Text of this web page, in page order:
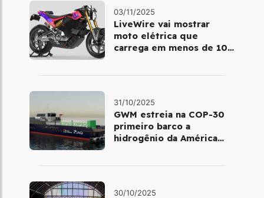
03/11/2025
LiveWire vai mostrar
moto elétrica que
carrega em menos de 10
31/10/2025
GWM estreia na COP-30
primeiro barco a
hidrogênio da América
30/10/2025